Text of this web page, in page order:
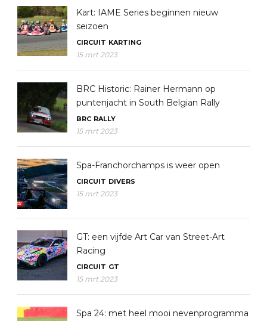
Kart: IAME Series beginnen nieuw
seizoen
CIRCUIT KARTING
15 mrt 2023
BRC Historic: Rainer Hermann op
puntenjacht in South Belgian Rally
BRC RALLY
15 mrt 2023
Spa-Franchorchamps is weer open
CIRCUIT DIVERS
15 mrt 2023
GT: een vijfde Art Car van Street-Art
Racing
CIRCUIT GT
15 mrt 2023
Spa 24: met heel mooi nevenprogramma